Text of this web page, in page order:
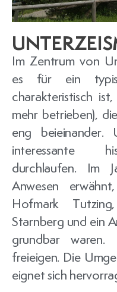
Im Zentrum von
es für ein
charakteristisch
mehr betrieben),
eng beieinander.
interessante
durchlaufen. Im
Anwesen
Hofmark
Starnberg und ein
grundbar waren.
freieigen. Die
eignet sich